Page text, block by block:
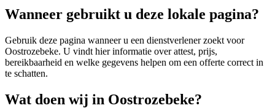
Wanneer gebruikt u deze lokale pagina?
Gebruik deze pagina wanneer u een dienstverlener zoekt voor
Oostrozebeke. U vindt hier informatie over attest, prijs,
bereikbaarheid en welke gegevens helpen om een offerte correct in
te schatten.
Wat doen wij in Oostrozebeke?